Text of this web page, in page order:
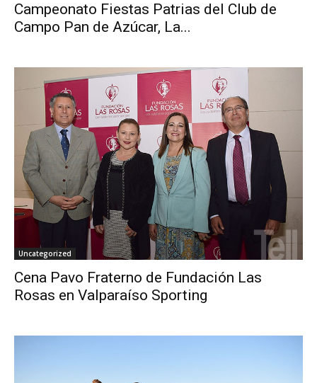
Campeonato Fiestas Patrias del Club de
Campo Pan de Azúcar, La...
Uncategorized
Cena Pavo Fraterno de Fundación Las
Rosas en Valparaíso Sporting